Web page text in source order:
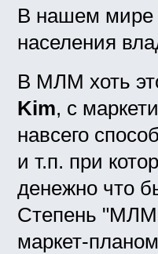
В нашем мире
населения
В МЛМ хоть
Kim, с
навсего
и т.п. при
денежно что
Степень
маркет-